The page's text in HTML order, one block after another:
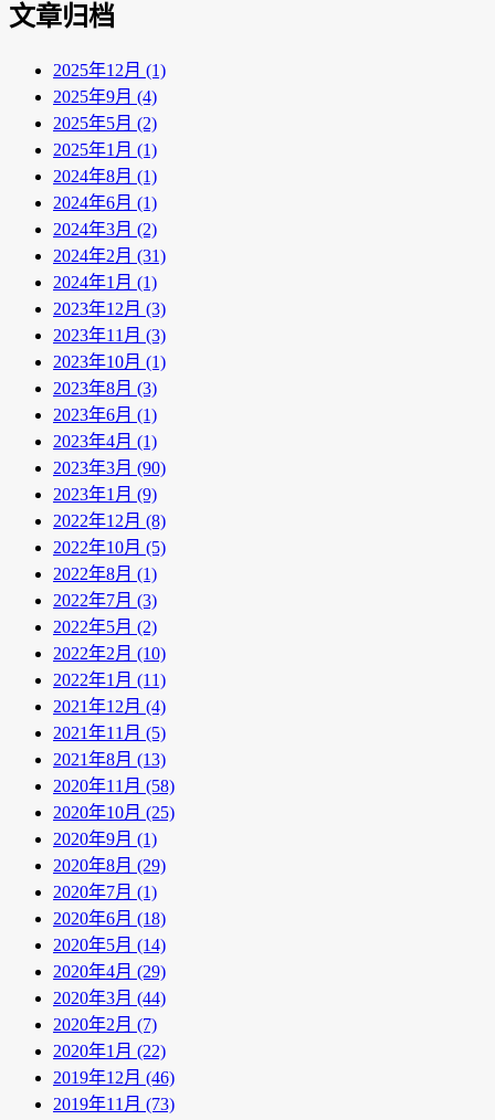
文章归档
2025年12月 (1)
2025年9月 (4)
2025年5月 (2)
2025年1月 (1)
2024年8月 (1)
2024年6月 (1)
2024年3月 (2)
2024年2月 (31)
2024年1月 (1)
2023年12月 (3)
2023年11月 (3)
2023年10月 (1)
2023年8月 (3)
2023年6月 (1)
2023年4月 (1)
2023年3月 (90)
2023年1月 (9)
2022年12月 (8)
2022年10月 (5)
2022年8月 (1)
2022年7月 (3)
2022年5月 (2)
2022年2月 (10)
2022年1月 (11)
2021年12月 (4)
2021年11月 (5)
2021年8月 (13)
2020年11月 (58)
2020年10月 (25)
2020年9月 (1)
2020年8月 (29)
2020年7月 (1)
2020年6月 (18)
2020年5月 (14)
2020年4月 (29)
2020年3月 (44)
2020年2月 (7)
2020年1月 (22)
2019年12月 (46)
2019年11月 (73)